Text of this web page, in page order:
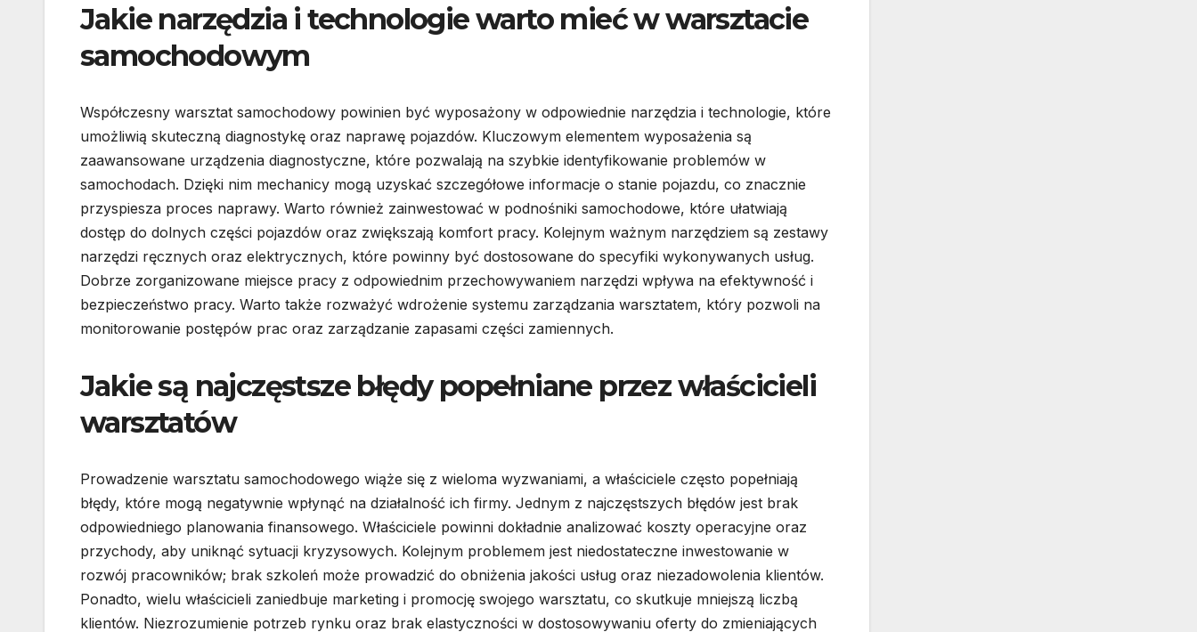
Jakie narzędzia i technologie warto mieć w warsztacie
samochodowym
Współczesny warsztat samochodowy powinien być wyposażony w odpowiednie narzędzia i technologie, które
umożliwią skuteczną diagnostykę oraz naprawę pojazdów. Kluczowym elementem wyposażenia są
zaawansowane urządzenia diagnostyczne, które pozwalają na szybkie identyfikowanie problemów w
samochodach. Dzięki nim mechanicy mogą uzyskać szczegółowe informacje o stanie pojazdu, co znacznie
przyspiesza proces naprawy. Warto również zainwestować w podnośniki samochodowe, które ułatwiają
dostęp do dolnych części pojazdów oraz zwiększają komfort pracy. Kolejnym ważnym narzędziem są zestawy
narzędzi ręcznych oraz elektrycznych, które powinny być dostosowane do specyfiki wykonywanych usług.
Dobrze zorganizowane miejsce pracy z odpowiednim przechowywaniem narzędzi wpływa na efektywność i
bezpieczeństwo pracy. Warto także rozważyć wdrożenie systemu zarządzania warsztatem, który pozwoli na
monitorowanie postępów prac oraz zarządzanie zapasami części zamiennych.
Jakie są najczęstsze błędy popełniane przez właścicieli
warsztatów
Prowadzenie warsztatu samochodowego wiąże się z wieloma wyzwaniami, a właściciele często popełniają
błędy, które mogą negatywnie wpłynąć na działalność ich firmy. Jednym z najczęstszych błędów jest brak
odpowiedniego planowania finansowego. Właściciele powinni dokładnie analizować koszty operacyjne oraz
przychody, aby uniknąć sytuacji kryzysowych. Kolejnym problemem jest niedostateczne inwestowanie w
rozwój pracowników; brak szkoleń może prowadzić do obniżenia jakości usług oraz niezadowolenia klientów.
Ponadto, wielu właścicieli zaniedbuje marketing i promocję swojego warsztatu, co skutkuje mniejszą liczbą
klientów. Niezrozumienie potrzeb rynku oraz brak elastyczności w dostosowywaniu oferty do zmieniających